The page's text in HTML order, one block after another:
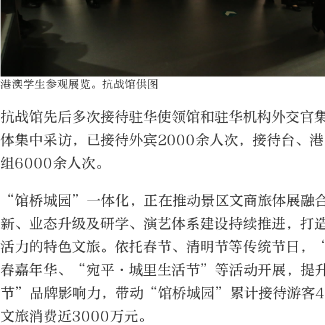
港澳学生参观展览。抗战馆供图
抗战馆先后多次接待驻华使领馆和驻华机构外交官
体集中采访，已接待外宾2000余人次，接待台、
组6000余人次。
“馆桥城园”一体化，正在推动景区文商旅体展融
新、业态升级及研学、演艺体系建设持续推进，打
活力的特色文旅。依托春节、清明节等传统节日
春嘉年华、“宛平·城里生活节”等活动开展，提
节”品牌影响力，带动“馆桥城园”累计接待游客
文旅消费近3000万元。